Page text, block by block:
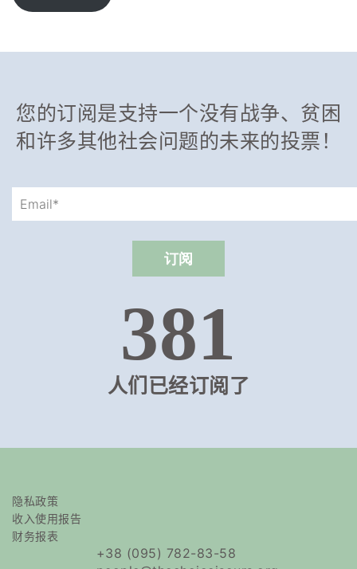
您的订阅是支持一个没有战争、贫困
和许多其他社会问题的未来的投票！
381
人们已经订阅了
隐私政策
收入使用报告
财务报表
+38 (095) 782-83-58